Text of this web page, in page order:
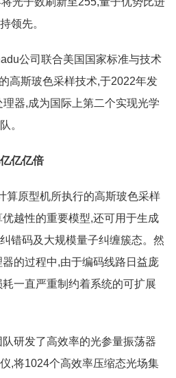
领先。
公司联合美国国家标准与技术
高斯玻色采样技术,于2022年发
理器,成为国际上第二个实现光学
。
亿亿倍
原型机所执行的高斯玻色采样
越性的重要模型,还可用于生成
错码及大规模量子纠缠簇态。然
的过程中,由于编码线路日益庞
一直严重制约着系统的可扩展
研发了高效率的光参量振荡器
,将1024个高效率压缩态光场集